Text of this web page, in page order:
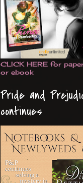
CLICK HERE for
or ebook
Pride and
continues